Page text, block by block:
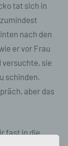
tat sich in
nach den
er vor Frau
versuchte, sie
schinden.
aber das
fast in die